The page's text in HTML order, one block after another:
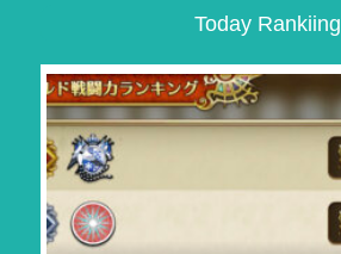
Today Rankiing